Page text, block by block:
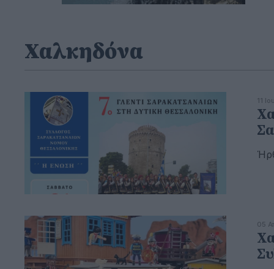
Χαλκηδόνα
11
05